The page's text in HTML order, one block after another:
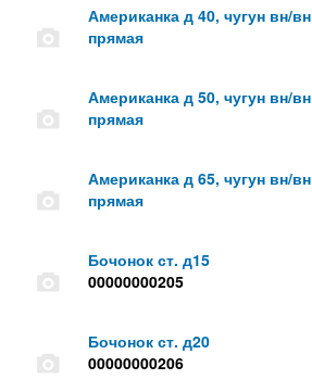
Американка д 40, чугун вн/вн
прямая
Американка д 50, чугун вн/вн
прямая
Американка д 65, чугун вн/вн
прямая
Бочонок ст. д15
00000000205
Бочонок ст. д20
00000000206